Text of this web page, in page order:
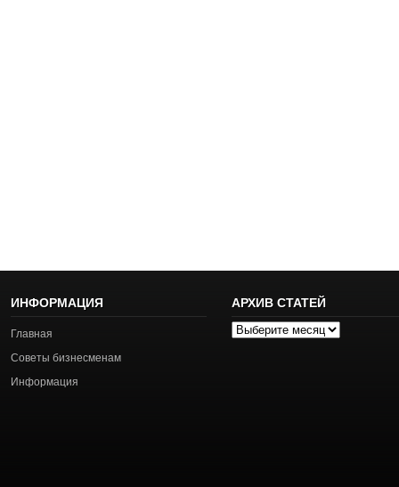
ИНФОРМАЦИЯ
Главная
Советы бизнесменам
Информация
АРХИВ СТАТЕЙ
Архив